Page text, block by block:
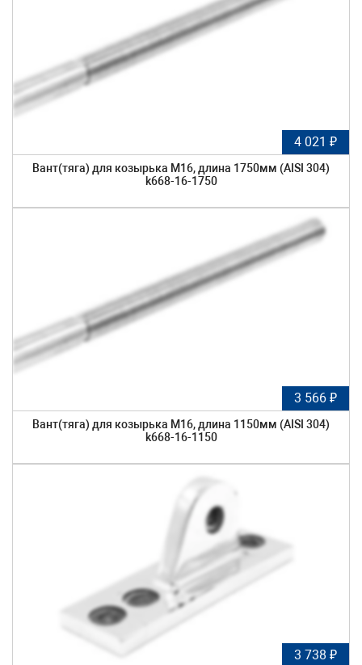
4 021 ₽
Вант(тяга) для козырька М16, длина 1750мм (AISI 304)
k668-16-1750
3 566 ₽
Вант(тяга) для козырька М16, длина 1150мм (AISI 304)
k668-16-1150
3 738 ₽